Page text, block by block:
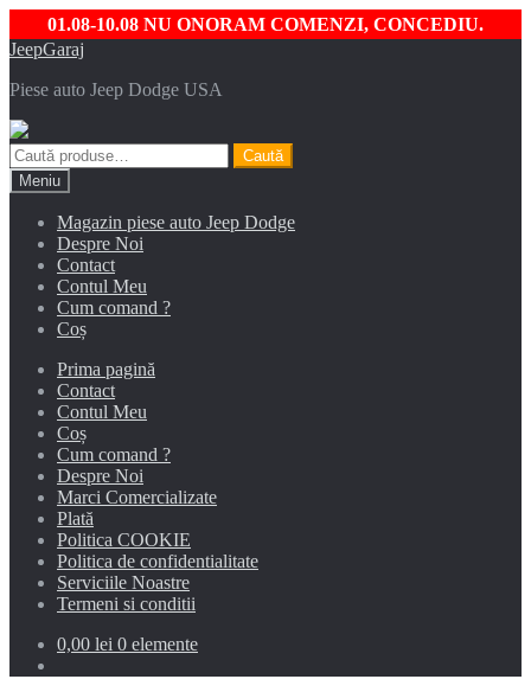
01.08-10.08 NU ONORAM COMENZI, CONCEDIU.
Sari
navigare
Sari
conținut
JeepGaraj
Piese auto Jeep Dodge USA
Caută
după:
Caută
Meniu
Magazin piese auto Jeep Dodge
Despre Noi
Contact
Contul Meu
Cum comand ?
Coș
Prima pagină
Contact
Contul Meu
Coș
Cum comand ?
Despre Noi
Marci Comercializate
Plată
Politica COOKIE
Politica de confidentialitate
Serviciile Noastre
Termeni si conditii
0,00 lei 0 elemente